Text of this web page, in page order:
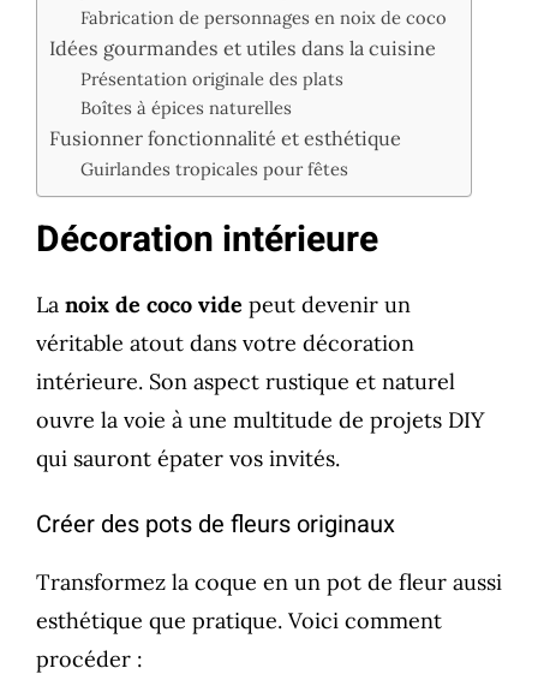
Fabrication de personnages en noix de coco
Idées gourmandes et utiles dans la cuisine
Présentation originale des plats
Boîtes à épices naturelles
Fusionner fonctionnalité et esthétique
Guirlandes tropicales pour fêtes
Décoration intérieure
La noix de coco vide peut devenir un
véritable atout dans votre décoration
intérieure. Son aspect rustique et naturel
ouvre la voie à une multitude de projets DIY
qui sauront épater vos invités.
Créer des pots de fleurs originaux
Transformez la coque en un pot de fleur aussi
esthétique que pratique. Voici comment
procéder :